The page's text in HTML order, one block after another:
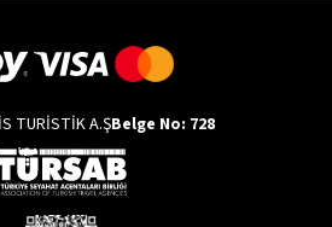
TURİSTİK A.ŞBelge No: 728